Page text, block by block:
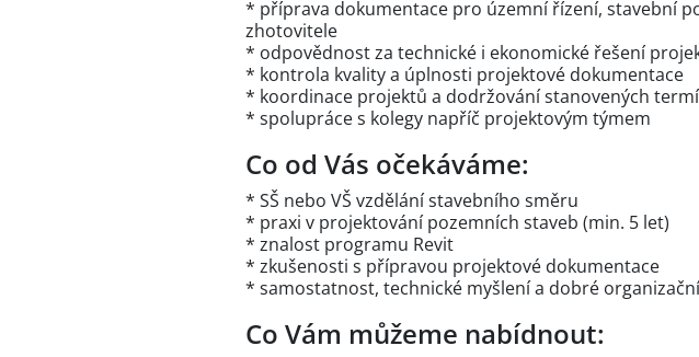
* příprava dokumentace pro územní řízení, stavební
zhotovitele
* odpovědnost za technické i ekonomické řešení
* kontrola kvality a úplnosti projektové dokumentace
* koordinace projektů a dodržování stanovených
* spolupráce s kolegy napříč projektovým týmem
Co od Vás očekáváme:
* SŠ nebo VŠ vzdělání stavebního směru
* praxi v projektování pozemních staveb (min. 5 let)
* znalost programu Revit
* zkušenosti s přípravou projektové dokumentace
* samostatnost, technické myšlení a dobré
Co Vám můžeme nabídnout: